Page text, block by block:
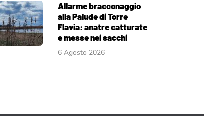
Allarme bracconaggio
alla Palude di Torre
Flavia: anatre catturate
e messe nei sacchi
6 Agosto 2026